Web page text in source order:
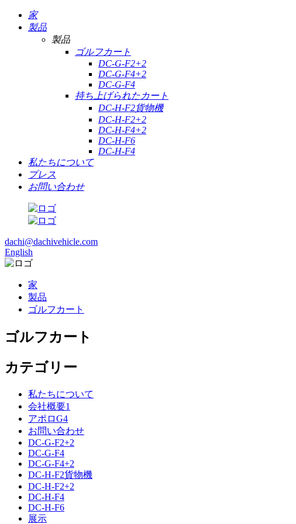
家
製品
製品
ゴルフカート
DC-G-F2+2
DC-G-F4+2
DC-G-F4
持ち上げられたカート
DC-H-F2貨物機
DC-H-F2+2
DC-H-F4+2
DC-H-F6
DC-H-F4
私たちについて
プレス
お問い合わせ
dachi@dachivehicle.com
English
家
製品
ゴルフカート
ゴルフカート
カテゴリー
私たちについて
会社概要1
アポロG4
お問い合わせ
DC-G-F2+2
DC-G-F4
DC-G-F4+2
DC-H-F2貨物機
DC-H-F2+2
DC-H-F4
DC-H-F6
展示